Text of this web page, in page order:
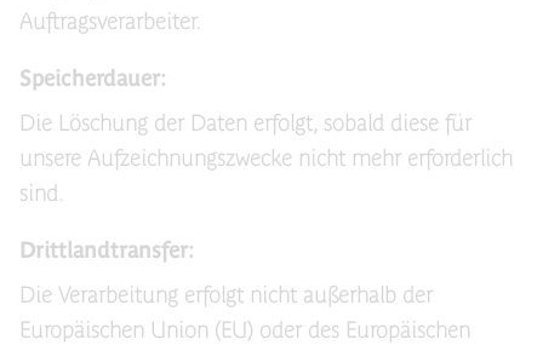
Auftragsverarbeiter.
Speicherdauer:
Die Löschung der Daten erfolgt, sobald diese für
unsere Aufzeichnungszwecke nicht mehr erforderlich
sind.
Drittlandtransfer:
Die Verarbeitung erfolgt nicht außerhalb der
Europäischen Union (EU) oder des Europäischen